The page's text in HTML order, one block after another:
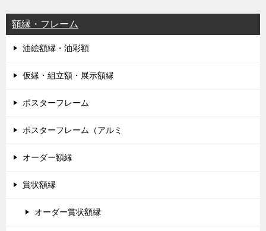
額縁・フレーム
油絵額縁・油彩額
仮縁・組立額・展示額縁
ポスターフレーム
ポスターフレーム（アルミ
オーダー額縁
賞状額縁
オーダー賞状額縁